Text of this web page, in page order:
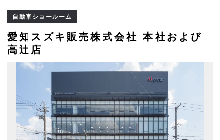
自動車ショールーム
愛知スズキ販売株式会社 本社および
高辻店